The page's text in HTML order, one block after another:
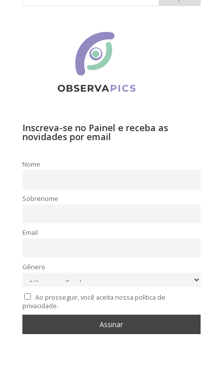
Inscreva-se no Painel e receba as
novidades por email
Nome
Sobrenome
Email
Gênero
Ao prosseguir, você aceita nossa política de
privacidade.